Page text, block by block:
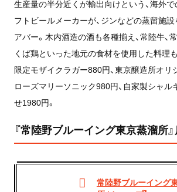
生産量の半分近くが輸出向けという、海外
フトビールメーカーが、ジンなどの蒸留施
アバー。木内酒造の酒も各種揃え、常陸牛、常
くば鶏といった地元の食材を使用した料理
限定モザイクラガー880円、東京醸造所オリ
ローズマリーソニック980円、自家製シャル
せ1980円。
『常陸野ブルーイング東京蒸溜所
常陸野ブルーイング